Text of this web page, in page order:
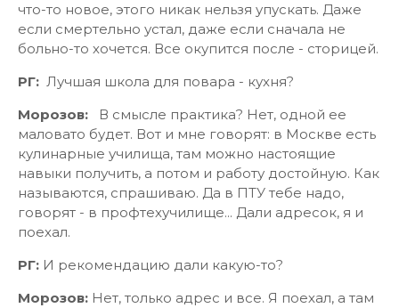
что-то новое, этого никак нельзя упускать. Даже
если смертельно устал, даже если сначала не
больно-то хочется. Все окупится после - сторицей.
РГ: Лучшая школа для повара - кухня?
Морозов:
В смысле практика? Нет, одной ее
маловато будет. Вот и мне говорят: в Москве есть
кулинарные училища, там можно настоящие
навыки получить, а потом и работу достойную. Как
называются, спрашиваю. Да в ПТУ тебе надо,
говорят - в профтехучилище... Дали адресок, я и
поехал.
РГ: И рекомендацию дали какую-то?
Морозов: Нет, только адрес и все. Я поехал, а там